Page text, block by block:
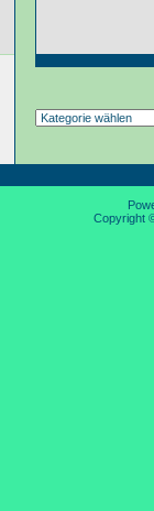
Copyright